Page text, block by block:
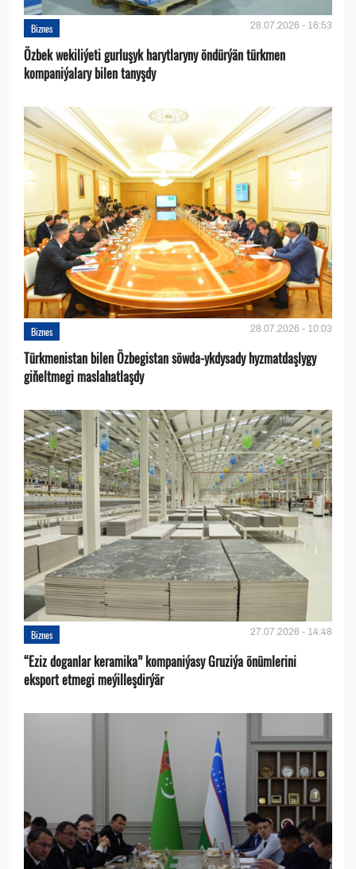
Biznes 28.07.2026 - 16:53
Özbek wekiliýeti gurluşyk harytlaryny öndürýän türkmen
kompaniýalary bilen tanyşdy
Biznes 28.07.2026 - 10:03
Türkmenistan bilen Özbegistan söwda-ykdysady hyzmatdaşlygy
giňeltmegi maslahatlaşdy
Biznes 27.07.2026 - 14:48
“Eziz doganlar keramika” kompaniýasy Gruziýa önümlerini
eksport etmegi meýilleşdirýär